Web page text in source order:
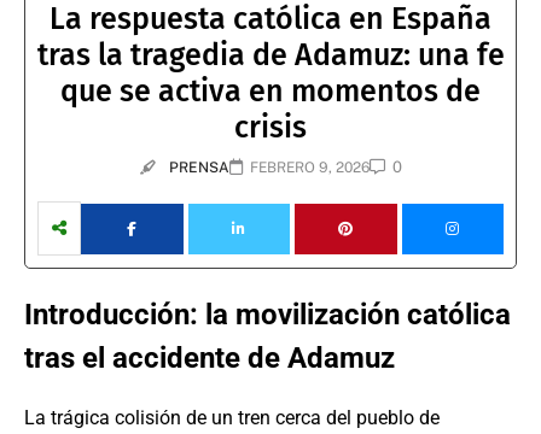
La respuesta católica en España
tras la tragedia de Adamuz: una fe
que se activa en momentos de
crisis
PRENSA FEBRERO 9, 2026 0
Introducción: la movilización católica
tras el accidente de Adamuz
La trágica colisión de un tren cerca del pueblo de